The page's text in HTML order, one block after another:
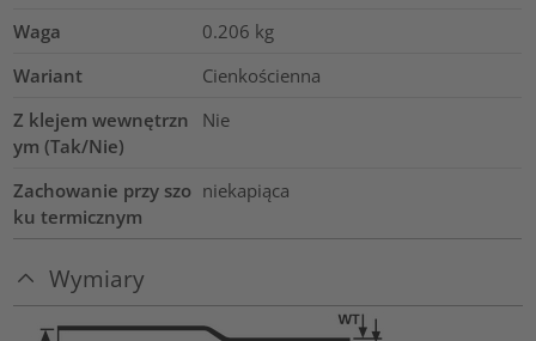
Waga
0.206 kg
Wariant
Cienkościenna
Z klejem wewnętrzn
ym (Tak/Nie)
Nie
Zachowanie przy szo
ku termicznym
niekapiąca
Wymiary